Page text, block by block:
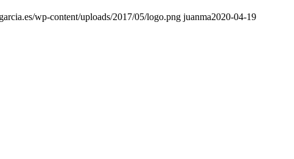
wp-content/uploads/2017/05/logo.png juanma2020-04-19